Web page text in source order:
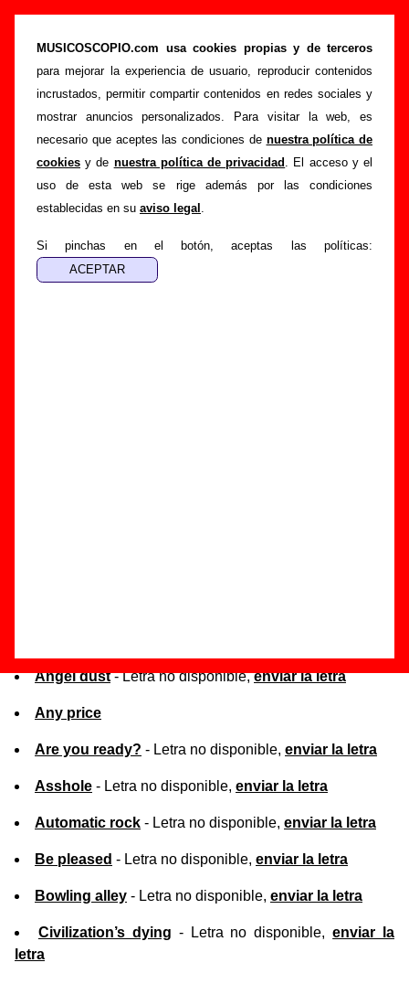
MUSICOSCOPIO.com usa cookies propias y de terceros
para mejorar la experiencia de usuario, reproducir contenidos
incrustados, permitir compartir contenidos en redes sociales y
mostrar anuncios personalizados. Para visitar la web, es
necesario que aceptes las condiciones de nuestra política de
cookies y de nuestra política de privacidad . El acceso y el
uso de esta web se rige además por las condiciones
establecidas en su aviso legal .
Si pinchas en el botón, aceptas las políticas:
Canciones de Aerobitch (letras, autores,
videoclips...)
Portada >Aerobitch >Canciones
Esta página muestra una lista con todas las canciones de
Aerobitchpor orden alfabético. Para ver toda la información
disponible sobre una canción (discos en los que aparece,
autor o autores, letra, curiosidades, etc.), sigue el enlace
correspondiente.
En el caso de que no esté disponible la letra de uno de los
temas, se indica junto al enlace a la canción. Puedes ayudar
completar esta sección
Angel dust- Letra no disponible,enviar la letra
Any price
Are you ready? - Letra no disponible, enviar la letra
Asshole - Letra no disponible, enviar la letra
Automatic rock - Letra no disponible, enviar la letra
Be pleased - Letra no disponible, enviar la letra
Bowling alley - Letra no disponible, enviar la letra
Civilization’s dying - Letra no disponible,enviar la
letra